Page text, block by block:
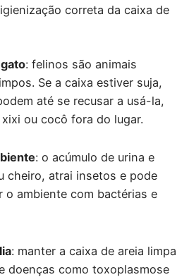
correta da caixa de
: felinos são animais
Se a caixa estiver suja,
até se recusar a usá-la,
ou cocô fora do lugar.
: o acúmulo de urina e
cheiro, atrai insetos e pode
o ambiente com bactérias e
: manter a caixa de areia limpa
doenças como toxoplasmose